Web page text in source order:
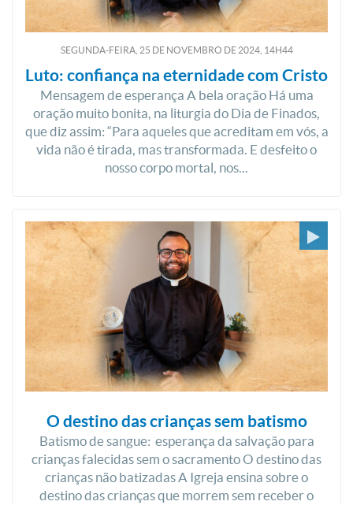
SEGUNDA-FEIRA, 25 DENOVEMBRO DE2024, 14H44
Luto: confiança na eternidade com Cristo
Mensagem de esperança A bela oração Há uma
oração muito bonita, na liturgia do Dia de Finados,
que diz assim: “Para aqueles que acreditam em vós, a
vida não é tirada, mas transformada. E desfeito o
nosso corpo mortal, nos...
O destino das crianças sem batismo
Batismo de sangue: esperança da salvação para
crianças falecidas sem o sacramento O destino das
crianças não batizadas A Igreja ensina sobre o
destino das crianças que morrem sem receber o